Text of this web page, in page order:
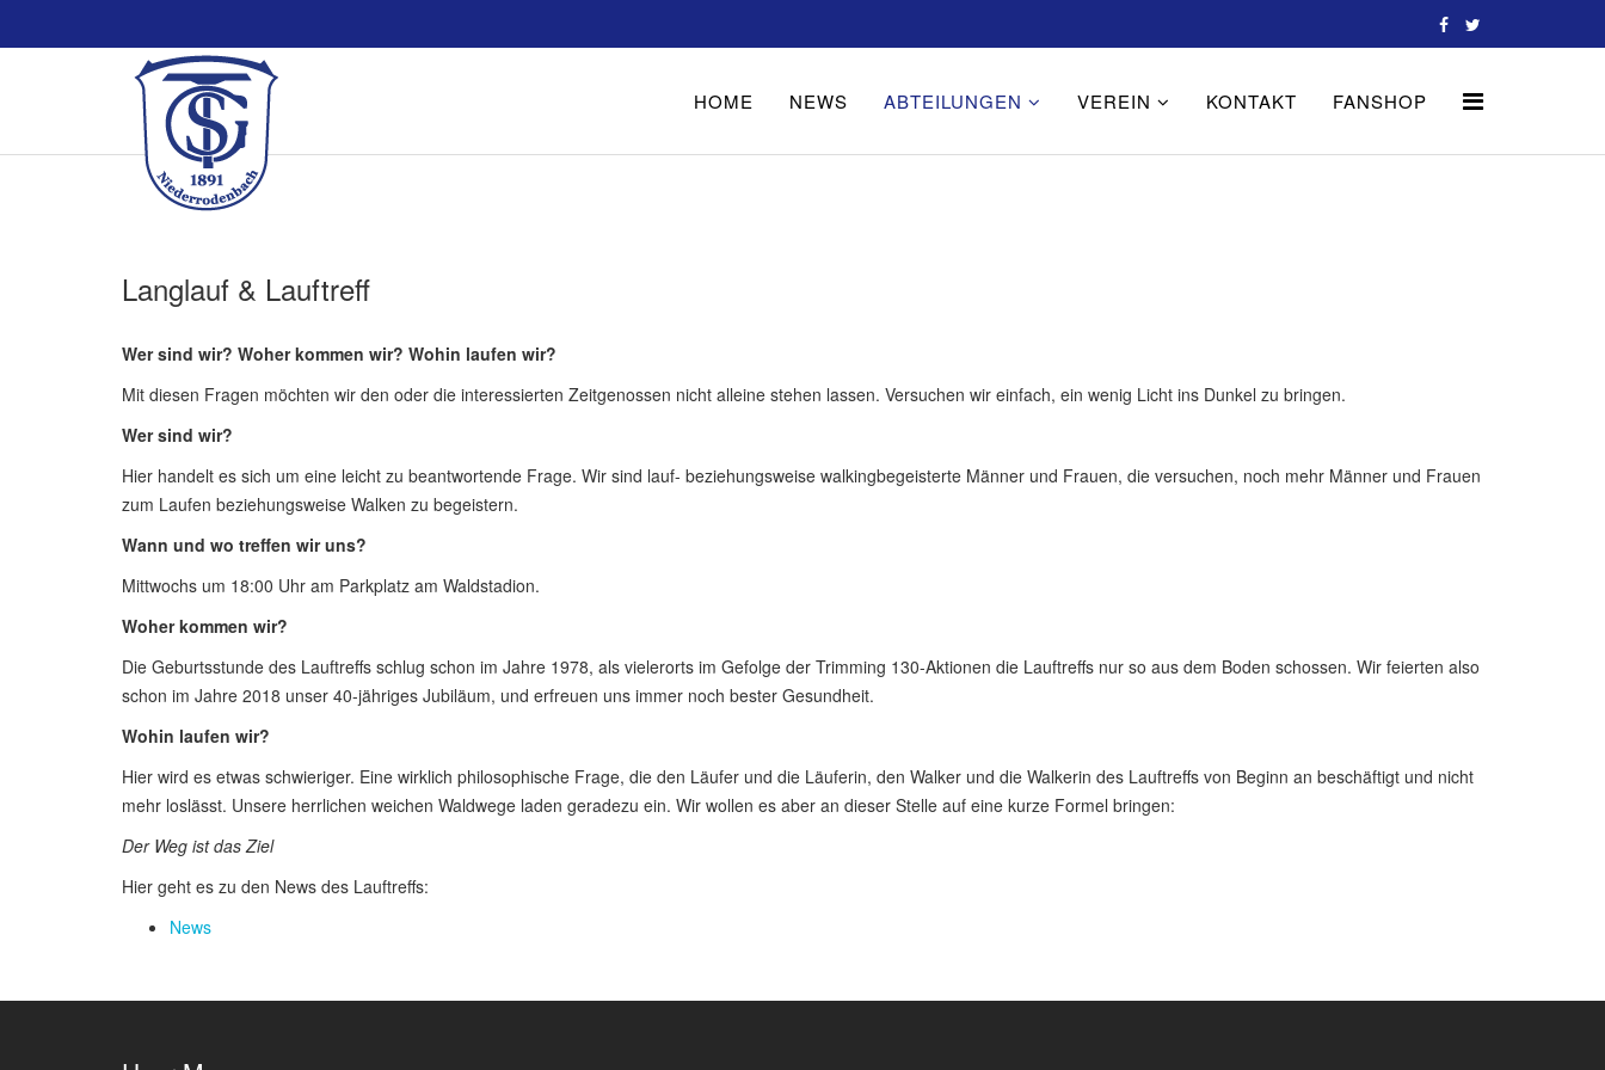
HOME NEWS ABTEILUNGEN VEREIN KONTAKT FANSHOP
Langlauf & Lauftreff
Wer sind wir? Woher kommen wir? Wohin laufen wir?
Mit diesen Fragen möchten wir den oder die interessierten Zeitgenossen nicht alleine stehen lassen. Versuchen wir einfach, ein wenig Licht ins Dunkel zu bringen.
Wer sind wir?
Hier handelt es sich um eine leicht zu beantwortende Frage. Wir sind lauf- beziehungsweise walkingbegeisterte Männer und Frauen, die versuchen, noch mehr Männer und Frauen
zum Laufen beziehungsweise Walken zu begeistern.
Wann und wo treffen wir uns?
Mittwochs um 18:00 Uhr am Parkplatz am Waldstadion.
Woher kommen wir?
Die Geburtsstunde des Lauftreffs schlug schon im Jahre 1978, als vielerorts im Gefolge der Trimming 130-Aktionen die Lauftreffs nur so aus dem Boden schossen. Wir feierten also
schon im Jahre 2018 unser 40-jähriges Jubiläum, und erfreuen uns immer noch bester Gesundheit.
Wohin laufen wir?
Hier wird es etwas schwieriger. Eine wirklich philosophische Frage, die den Läufer und die Läuferin, den Walker und die Walkerin des Lauftreffs von Beginn an beschäftigt und nicht
mehr loslässt. Unsere herrlichen weichen Waldwege laden geradezu ein. Wir wollen es aber an dieser Stelle auf eine kurze Formel bringen:
Der Weg ist das Ziel
Hier geht es zu den News des Lauftreffs:
News